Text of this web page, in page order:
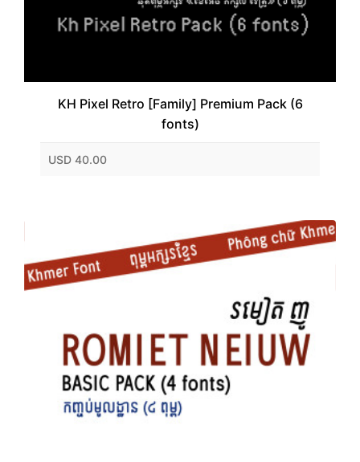
KH Pixel Retro [Family] Premium Pack (6
fonts)
USD 40.00